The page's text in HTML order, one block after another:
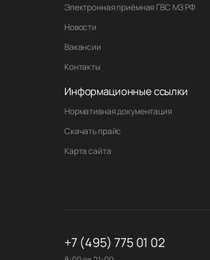
Электронная приёмная ГВС МЗ РФ
Новости
Вакансии
Контакты
Информационные ссылки
Нормативная документация
Скачать прайс
Карта сайта
+7 (495) 775 01 02